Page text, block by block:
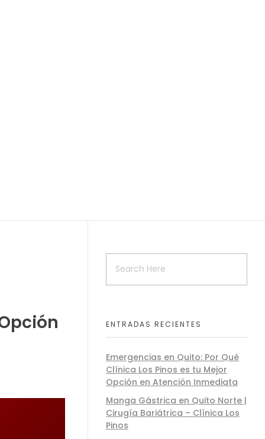
ENTRADAS RECIENTES
Emergencias en Quito: Por Qué
Clínica Los Pinos es tu Mejor
Opción en Atención Inmediata
Manga Gástrica en Quito Norte |
Cirugía Bariátrica – Clínica Los
Pinos